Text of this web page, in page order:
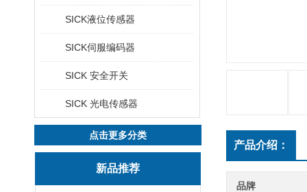
SICK液位传感器
SICK伺服编码器
SICK 安全开关
SICK 光电传感器
点击更多分类
新品推荐
产品介绍：
品牌